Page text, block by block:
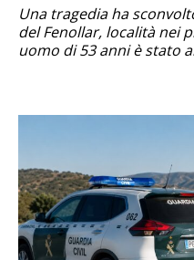
Una tragedia ha
del Fenollar, località nei
uomo di 53 anni è stato